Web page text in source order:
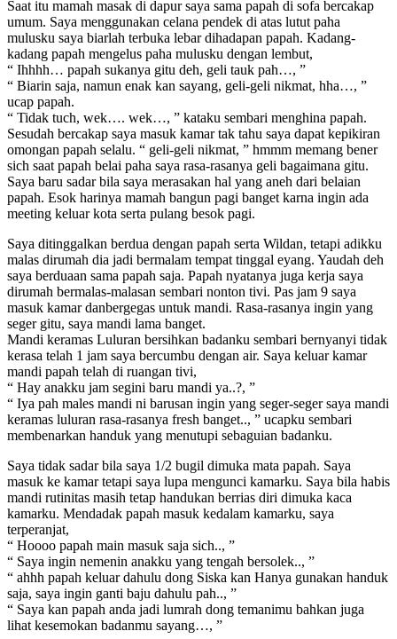
Saat itu mamah masak di dapur saya sama papah di sofa bercakap
umum. Saya menggunakan celana pendek di atas lutut paha
mulusku saya biarlah terbuka lebar dihadapan papah. Kadang-
kadang papah mengelus paha mulusku dengan lembut,
“ Ihhhh… papah sukanya gitu deh, geli tauk pah…, ”
“ Biarin saja, namun enak kan sayang, geli-geli nikmat, hha…, ”
ucap papah.
“ Tidak tuch, wek…. wek…, ” kataku sembari menghina papah.
Sesudah bercakap saya masuk kamar tak tahu saya dapat kepikiran
omongan papah selalu. “ geli-geli nikmat, ” hmmm memang bener
sich saat papah belai paha saya rasa-rasanya geli bagaimana gitu.
Saya baru sadar bila saya merasakan hal yang aneh dari belaian
papah. Esok harinya mamah bangun pagi banget karna ingin ada
meeting keluar kota serta pulang besok pagi.
Saya ditinggalkan berdua dengan papah serta Wildan, tetapi adikku
malas dirumah dia jadi bermalam tempat tinggal eyang. Yaudah deh
saya berduaan sama papah saja. Papah nyatanya juga kerja saya
dirumah bermalas-malasan sembari nonton tivi. Pas jam 9 saya
masuk kamar danbergegas untuk mandi. Rasa-rasanya ingin yang
seger gitu, saya mandi lama banget.
Mandi keramas Luluran bersihkan badanku sembari bernyanyi tidak
kerasa telah 1 jam saya bercumbu dengan air. Saya keluar kamar
mandi papah telah di ruangan tivi,
“ Hay anakku jam segini baru mandi ya..?, ”
“ Iya pah males mandi ni barusan ingin yang seger-seger saya mandi
keramas luluran rasa-rasanya fresh banget.., ” ucapku sembari
membenarkan handuk yang menutupi sebaguian badanku.
Saya tidak sadar bila saya 1/2 bugil dimuka mata papah. Saya
masuk ke kamar tetapi saya lupa mengunci kamarku. Saya bila habis
mandi rutinitas masih tetap handukan berrias diri dimuka kaca
kamarku. Mendadak papah masuk kedalam kamarku, saya
terperanjat,
“ Hoooo papah main masuk saja sich.., ”
“ Saya ingin nemenin anakku yang tengah bersolek.., ”
“ ahhh papah keluar dahulu dong Siska kan Hanya gunakan handuk
saja, saya ingin ganti baju dahulu pah.., ”
“ Saya kan papah anda jadi lumrah dong temanimu bahkan juga
lihat kesemokan badanmu sayang…, ”